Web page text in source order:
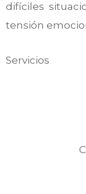
difíciles
tensión
Servicios